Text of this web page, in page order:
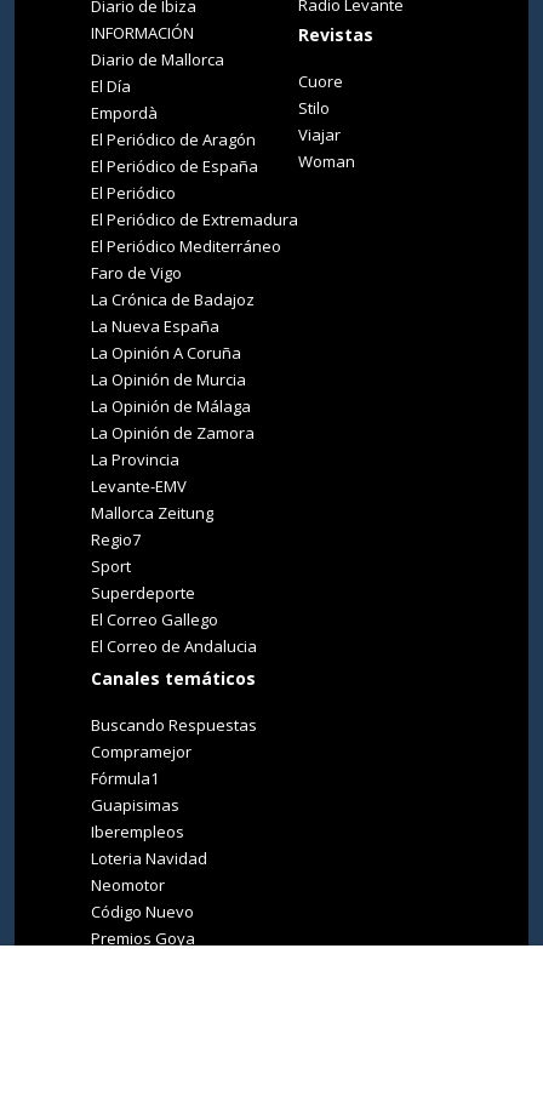
Diario de Ibiza
INFORMACIÓN
Diario de Mallorca
El Día
Empordà
El Periódico de Aragón
El Periódico de España
El Periódico
El Periódico de Extremadura
El Periódico Mediterráneo
Faro de Vigo
La Crónica de Badajoz
La Nueva España
La Opinión A Coruña
La Opinión de Murcia
La Opinión de Málaga
La Opinión de Zamora
La Provincia
Levante-EMV
Mallorca Zeitung
Regio7
Sport
Superdeporte
El Correo Gallego
El Correo de Andalucia
Canales temáticos
Buscando Respuestas
Compramejor
Fórmula1
Guapisimas
Iberempleos
Loteria Navidad
Neomotor
Código Nuevo
Premios Goya
Radio Levante
Revistas
Cuore
Stilo
Viajar
Woman